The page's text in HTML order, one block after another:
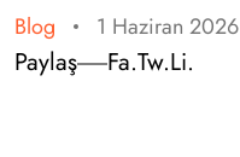
Blog 1 Haziran 2026
Paylaş Fa.Tw.Li.